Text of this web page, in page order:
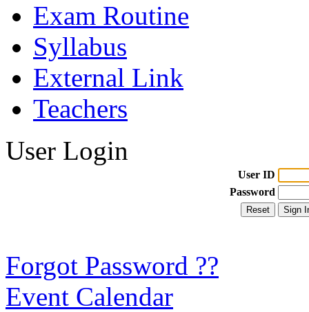
Exam Routine
Syllabus
External Link
Teachers
User Login
User ID
Password
Forgot Password ??
Event Calendar